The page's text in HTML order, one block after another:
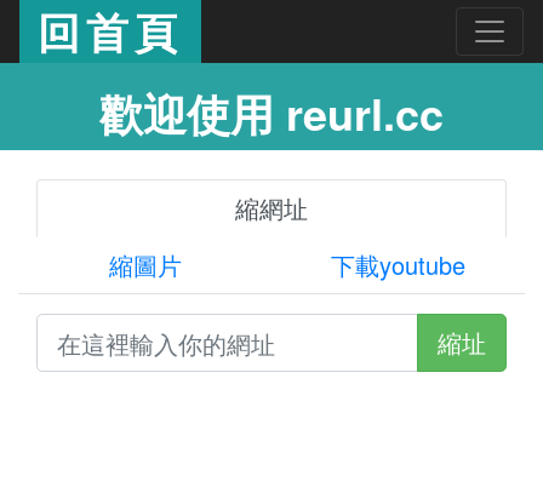
回首頁
歡迎使用 reurl.cc
縮網址
縮圖片
下載youtube
縮址